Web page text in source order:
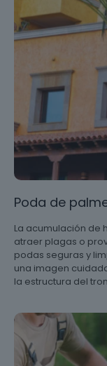
Poda de
La acumulación de
atraer plagas o
podas seguras y
una imagen
la estructura del